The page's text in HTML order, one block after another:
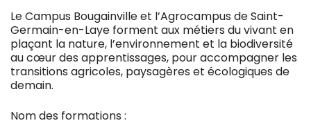
Le Campus Bougainville et l’Agrocampus de Saint-
Germain-en-Laye forment aux métiers du vivant en
plaçant la nature, l’environnement et la biodiversité
au cœur des apprentissages, pour accompagner les
transitions agricoles, paysagères et écologiques de
demain.
Nom des formations :